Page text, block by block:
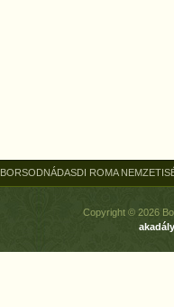
BORSODNÁDASDI ROMA
Copyright © 2026